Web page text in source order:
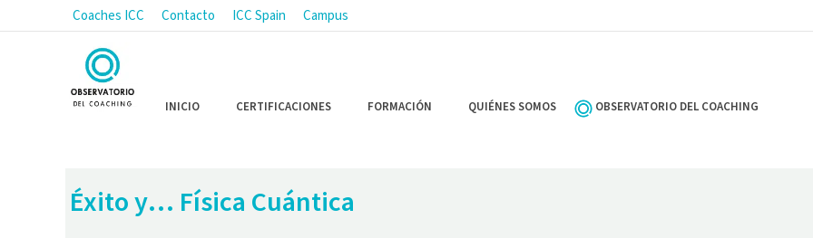
Coaches ICC Contacto ICC Spain Campus
INICIO CERTIFICACIONES FORMACIÓN QUIÉNES SOMOS OBSERVATORIO DEL COACHING
Éxito y… Física Cuántica